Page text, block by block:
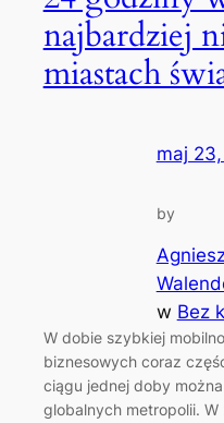
najbardziej
miastach
maj
by
w Bez
W dobie szybkiej
biznesowych coraz
ciągu jednej doby
globalnych metropolii.